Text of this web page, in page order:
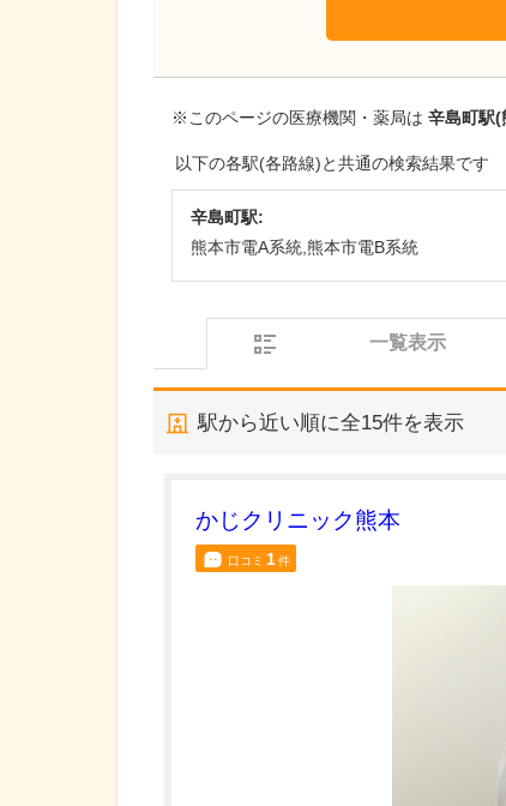
※このページの医療機関・薬局は 辛島町駅(
以下の各駅(各路線)と共通の検索結果です
辛島町駅:
熊本市電A系統,熊本市電B系統
一覧表示
駅から近い順に全15件を表示
かじクリニック熊本
口コミ 1件